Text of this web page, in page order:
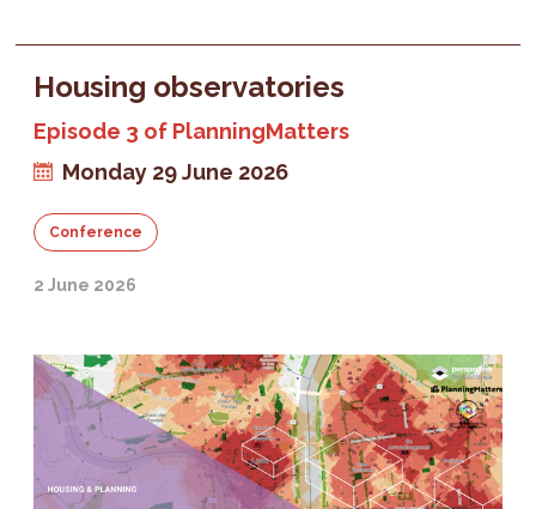
Housing observatories
Episode 3 of PlanningMatters
Monday 29 June 2026
Conference
2 June 2026